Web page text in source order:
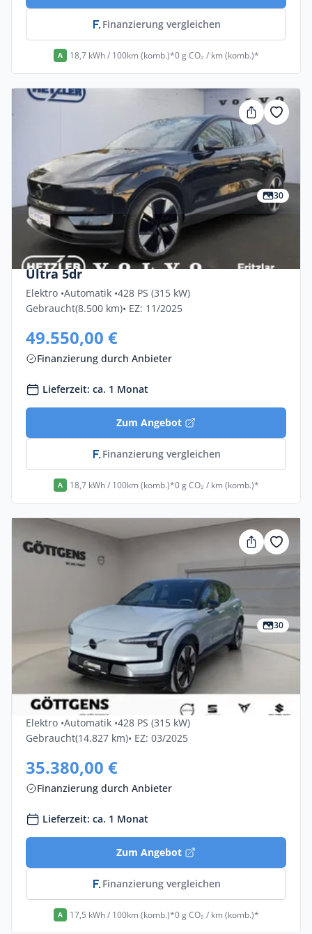
Finanzierung vergleichen
A 18,7 kWh / 100km (komb.)*0 g CO₂ / km (komb.)*
30
Privat & Gewerbe
Volvo Ex30 Twin Motor Performance AWD
Ultra 5dr
Elektro •Automatik •428 PS (315 kW)
Gebraucht(8.500 km)• EZ: 11/2025
49.550,00 €
Finanzierung durch Anbieter
Lieferzeit: ca. 1 Monat
Zum Angebot
Finanzierung vergleichen
A 18,7 kWh / 100km (komb.)*0 g CO₂ / km (komb.)*
30
Privat & Gewerbe
Volvo Ex30 Twin Motor Performance AWD
Plus 5dr
Elektro •Automatik •428 PS (315 kW)
Gebraucht(14.827 km)• EZ: 03/2025
35.380,00 €
Finanzierung durch Anbieter
Lieferzeit: ca. 1 Monat
Zum Angebot
Finanzierung vergleichen
A 17,5 kWh / 100km (komb.)*0 g CO₂ / km (komb.)*